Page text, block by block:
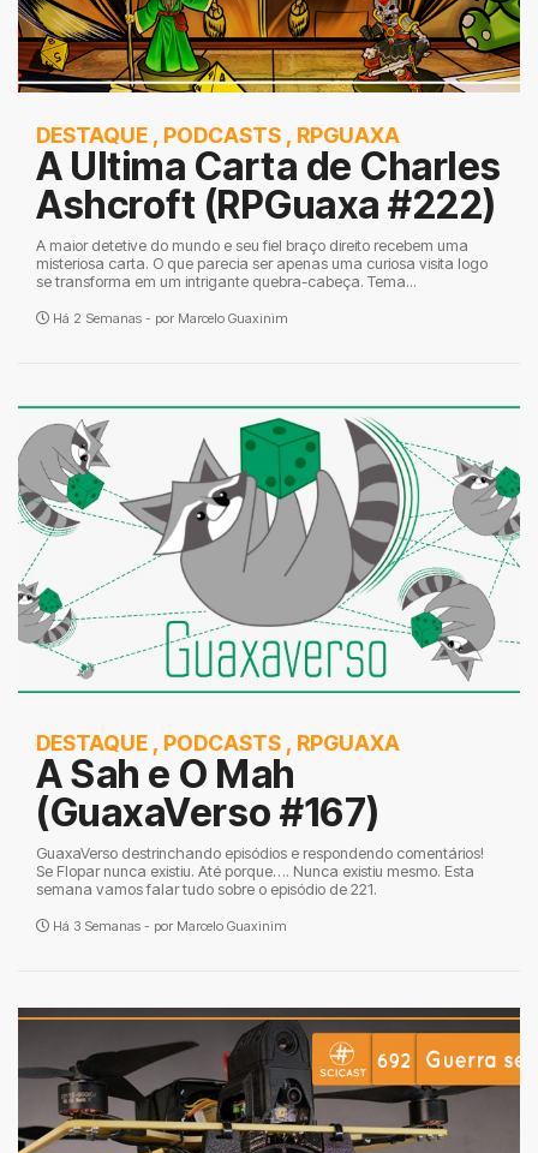
DESTAQUE , PODCASTS , RPGUAXA
A Ultima Carta de Charles
Ashcroft (RPGuaxa #222)
A maior detetive do mundo e seu fiel braço direito recebem uma
misteriosa carta. O que parecia ser apenas uma curiosa visita logo
se transforma em um intrigante quebra-cabeça. Tema...
Há 2 Semanas - por Marcelo Guaxinim
DESTAQUE , PODCASTS , RPGUAXA
A Sah e O Mah
(GuaxaVerso #167)
GuaxaVerso destrinchando episódios e respondendo comentários!
Se Flopar nunca existiu. Até porque…. Nunca existiu mesmo. Esta
semana vamos falar tudo sobre o episódio de 221.
Há 3 Semanas - por Marcelo Guaxinim